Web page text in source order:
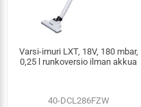
Varsi-imuri LXT, 18V, 180 mbar,
0,25 l runkoversio ilman akkua
40-DCL286FZW